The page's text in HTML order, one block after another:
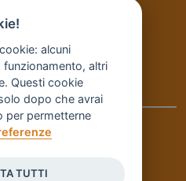
alcuni
funzionamento, altri
Questi cookie
dopo che avrai
per permetterne
TUTTI